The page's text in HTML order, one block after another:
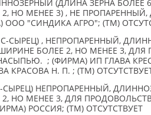
(ДЛИНА ЗЕРНА
НО МЕНЕЕ 3) , НЕ
"СИНДИКА АГРО"; (TM)
СЫРЕЦ) , НЕПРОПАРЕННЫЙ,
БОЛЕЕ 2, НО МЕНЕЕ 3, ДЛЯ
; (ФИРМА) ИП ГЛАВА
КРАСОВА Н. П. ; (TM)
НЕПРОПАРЕННЫЙ,
НО МЕНЕЕ 3, ДЛЯ
РОССИЯ; (TM) ОТСУТСТВУЕТ